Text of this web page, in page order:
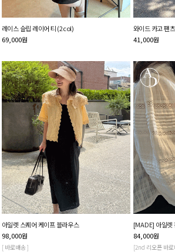
레이스 슬립 레이어 티 (2col)
69,000원
와이드 카고 팬
41,000원
아일렛 스퀘어 케이프 블라우스
98,000원
[ 바로배송 ]
[MADE] 아일
84,000원
[2nd 리오픈 바